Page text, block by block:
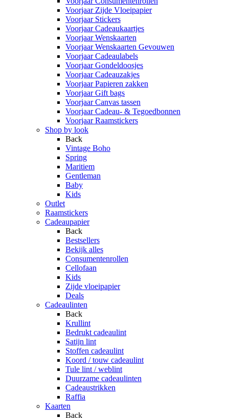
Voorjaar Zijde Vloeipapier
Voorjaar Stickers
Voorjaar Cadeaukaartjes
Voorjaar Wenskaarten
Voorjaar Wenskaarten Gevouwen
Voorjaar Cadeaulabels
Voorjaar Gondeldoosjes
Voorjaar Cadeauzakjes
Voorjaar Papieren zakken
Voorjaar Gift bags
Voorjaar Canvas tassen
Voorjaar Cadeau- & Tegoedbonnen
Voorjaar Raamstickers
Shop by look
Back
Vintage Boho
Spring
Maritiem
Gentleman
Baby
Kids
Outlet
Raamstickers
Cadeaupapier
Back
Bestsellers
Bekijk alles
Consumentenrollen
Cellofaan
Kids
Zijde vloeipapier
Deals
Cadeaulinten
Back
Krullint
Bedrukt cadeaulint
Satijn lint
Stoffen cadeaulint
Koord / touw cadeaulint
Tule lint / weblint
Duurzame cadeaulinten
Cadeaustrikken
Raffia
Kaarten
Back